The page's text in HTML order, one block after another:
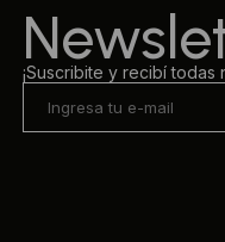
¡Suscribite y recibí todas